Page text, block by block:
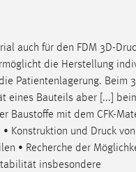
auch für den FDM 3D-
die Herstellung
Patientenlagerung. Beim
eines Bauteils aber [...]
Baustoffe mit dem CFK-
Konstruktion und Druck von
• Recherche der
insbesondere